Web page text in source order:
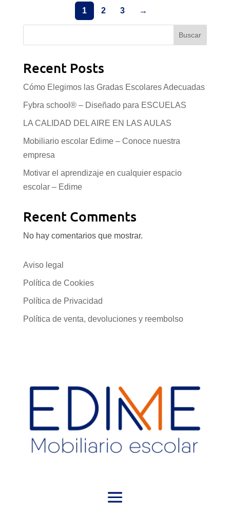
desde
183.40€
1 2 3 →
Buscar
Recent Posts
Cómo Elegimos las Gradas Escolares Adecuadas
Fybra school® – Diseñado para ESCUELAS
LA CALIDAD DEL AIRE EN LAS AULAS
Mobiliario escolar Edime – Conoce nuestra
empresa
Motivar el aprendizaje en cualquier espacio
escolar – Edime
Recent Comments
No hay comentarios que mostrar.
Aviso legal
Política de Cookies
Política de Privacidad
Política de venta, devoluciones y reembolso